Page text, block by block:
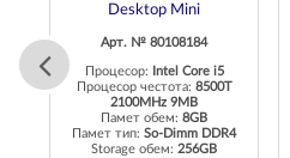
Desktop Mini
Арт. № 80108184
Процесор:
Intel Core i5
Процесор честота: 8500T
2100MHz 9MB
Памет обем: 8GB
Памет тип: So-Dimm DDR4
Storage обем: 256GB